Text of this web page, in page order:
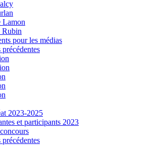
Lamon
Rubin
pour les médias
2023-2025
et participants 2023